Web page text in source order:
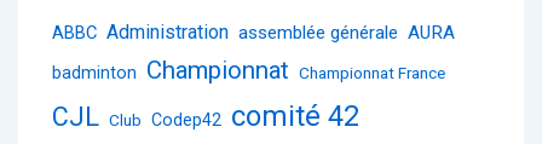
ABBC Administration assemblée générale AURA
badminton Championnat Championnat France
CJL Club Codep42 comité 42